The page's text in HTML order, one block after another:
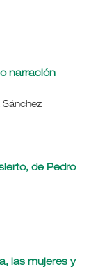
narración
Sánchez
de Pedro
las mujeres y